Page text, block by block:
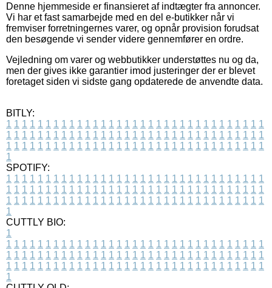
Denne hjemmeside er finansieret af indtægter fra annoncer.
Vi har et fast samarbejde med en del e-butikker når vi
fremviser forretningernes varer, og opnår provision forudsat
den besøgende vi sender videre gennemfører en ordre.
Vejledning om varer og webbutikker understøttes nu og da,
men der gives ikke garantier imod justeringer der er blevet
foretaget siden vi sidste gang opdaterede de anvendte data.
BITLY:
1 1 1 1 1 1 1 1 1 1 1 1 1 1 1 1 1 1 1 1 1 1 1 1 1 1 1 1 1 1 1 1 1
1 1 1 1 1 1 1 1 1 1 1 1 1 1 1 1 1 1 1 1 1 1 1 1 1 1 1 1 1 1 1 1 1
1 1 1 1 1 1 1 1 1 1 1 1 1 1 1 1 1 1 1 1 1 1 1 1 1 1 1 1 1 1 1 1 1
1
SPOTIFY:
1 1 1 1 1 1 1 1 1 1 1 1 1 1 1 1 1 1 1 1 1 1 1 1 1 1 1 1 1 1 1 1 1
1 1 1 1 1 1 1 1 1 1 1 1 1 1 1 1 1 1 1 1 1 1 1 1 1 1 1 1 1 1 1 1 1
1 1 1 1 1 1 1 1 1 1 1 1 1 1 1 1 1 1 1 1 1 1 1 1 1 1 1 1 1 1 1 1 1
1
CUTTLY BIO:
1
1 1 1 1 1 1 1 1 1 1 1 1 1 1 1 1 1 1 1 1 1 1 1 1 1 1 1 1 1 1 1 1 1
1 1 1 1 1 1 1 1 1 1 1 1 1 1 1 1 1 1 1 1 1 1 1 1 1 1 1 1 1 1 1 1 1
1 1 1 1 1 1 1 1 1 1 1 1 1 1 1 1 1 1 1 1 1 1 1 1 1 1 1 1 1 1 1 1 1
1